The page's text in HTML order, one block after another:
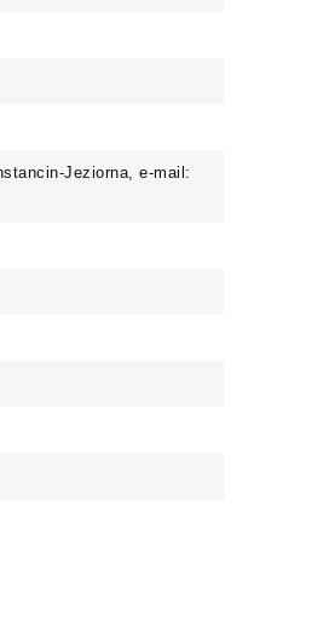
Jeziorna, e-mail: